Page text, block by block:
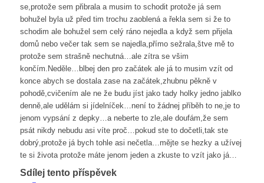
se,protože sem přibrala a musim to schodit protože já sem
bohužel byla už před tim trochu zaoblená a řekla sem si že to
schodim ale bohužel sem celý ráno nejedla a když sem přijela
domů nebo večer tak sem se najedla,přímo sežrala,štve mě to
protože sem strašně nechutná…ale zítra se všim
končím.Neděle…blbej den pro začátek ale já to musim vzít od
konce abych se dostala zase na začátek,zhubnu pěkně v
pohodě,cvičením ale ne že budu jíst jako tady holky jedno jablko
denně,ale udělám si jídelníček…není to žádnej příběh to ne,je to
jenom vypsání z depky…a neberte to zle,ale doufám,že sem
psát nikdy nebudu asi víte proč…pokud ste to dočetli,tak ste
dobrý,protože já bych tohle asi nečetla…mějte se hezky a užívej
te si života protože máte jenom jeden a zkuste to vzít jako já…
Sdílej tento příspěvek